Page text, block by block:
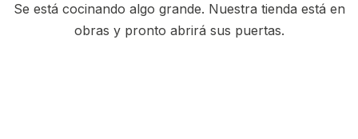
Se está cocinando algo grande. Nuestra tienda está en
obras y pronto abrirá sus puertas.